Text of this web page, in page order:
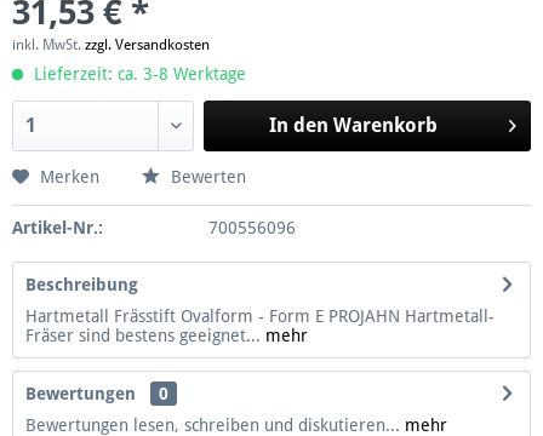
31,53 € *
inkl. MwSt. zzgl. Versandkosten
Lieferzeit: ca. 3-8 Werktage
In den Warenkorb
Merken Bewerten
Artikel-Nr.: 700556096
Beschreibung
Hartmetall Frässtift Ovalform - Form E PROJAHN Hartmetall-
Fräser sind bestens geeignet... mehr
Bewertungen
0
Bewertungen lesen, schreiben und diskutieren... mehr